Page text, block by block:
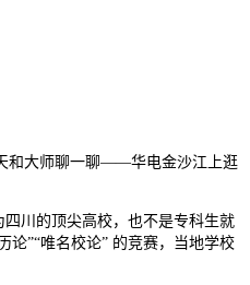
和大师聊一聊——华电金沙江上逛
川的顶尖高校，也不是专科生就
”“唯名校论” 的竞赛，当地学校